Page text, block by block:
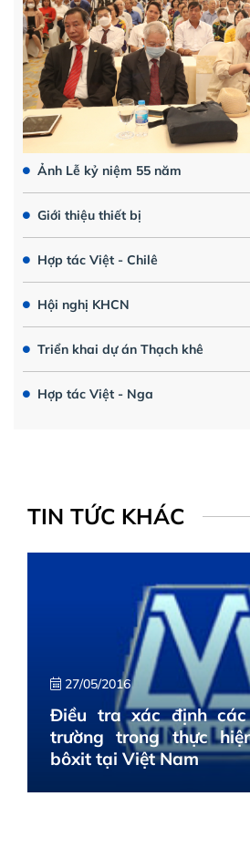
Ảnh Lễ kỷ niệm 55 năm
Giới thiệu thiết bị
Hợp tác Việt - Chilê
Hội nghị KHCN
Triển khai dự án Thạch khê
Hợp tác Việt - Nga
TIN TỨC KHÁC
27/05/2016
Điều tra xác định
trường trong thực
bôxit tại Việt Nam